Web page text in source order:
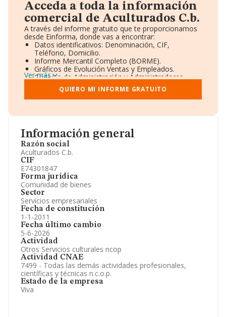
Información general
Razón social
Aculturados C.b.
CIF
E74301847
Forma jurídica
Comunidad de bienes
Sector
Servicios empresariales
Fecha de constitución
1-1-2011
Fecha último cambio
5-6-2026
Actividad
Otros Servicios culturales ncop
Actividad CNAE
7499 - Todas las demás actividades profesionales,
científicas y técnicas n.c.o.p.
Estado de la empresa
Viva
Acceda a toda la información
comercial de Aculturados C.b.
A través del informe gratuito que te proporcionamos
desde Einforma, donde vas a encontrar:
Datos identificativos: Denominación, CIF,
Teléfono, Domicilio.
Informe Mercantil Completo (BORME).
Gráficos de Evolución Ventas y Empleados.
Consejo de Administración y Administradores.
Directivos y Ejecutivos.
Accionistas.
Participaciones y Vinculaciones en otras empresas.
Información oficial y registral complementaria.
Ver más
QUIERO MI INFORME GRATUITO